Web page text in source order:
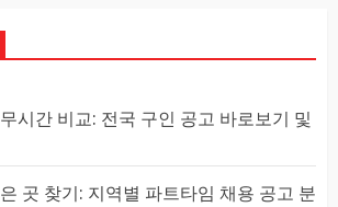
시간 비교: 전국 구인 공고 바로보기 및
곳 찾기: 지역별 파트타임 채용 공고 분